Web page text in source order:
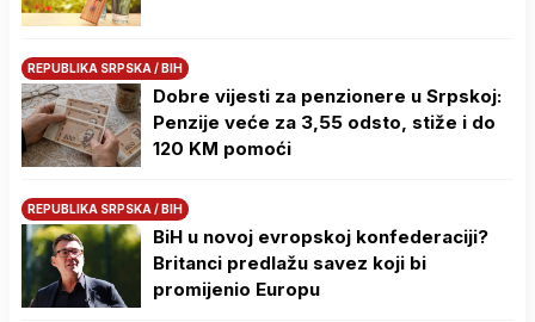
REPUBLIKA SRPSKA / BIH
Dobre vijesti za penzionere u Srpskoj:
Penzije veće za 3,55 odsto, stiže i do
120 KM pomoći
REPUBLIKA SRPSKA / BIH
BiH u novoj evropskoj konfederaciji?
Britanci predlažu savez koji bi
promijenio Europu